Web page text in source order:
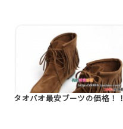
タオバオ最安ブーツの価格！！